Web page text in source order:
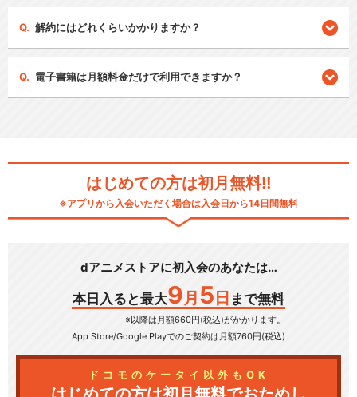
解約にはどれくらいかかりますか？
電子書籍は月額料金だけで利用できますか？
はじめての方は初月無料!!
※アプリから入会いただく場合は入会日から14日間無料
dアニメストアに初入会のあなたは…
本日入ると最大9 月 5 日 まで無料
※以降は月額660円(税込)がかかります。
App Store/Google Playでのご契約は月額760円(税込)
ドコモのケータイ以外もOK